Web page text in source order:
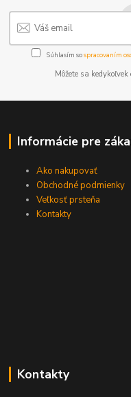
Súhlasím sospracovaním
Môžete sa
Informácie pre
Ako nakupovať
Obchodné podmienky
Veľkosť prsteňa
Kontakty
Kontakty